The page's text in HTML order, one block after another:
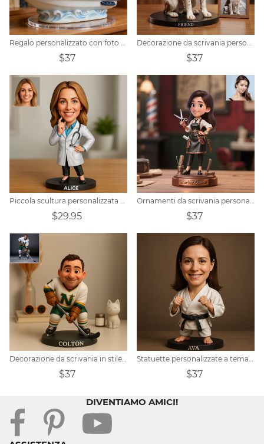
Regalo personalizzato con foto di moto d'acqua
$37
Decorazione da scrivania personalizzata con foto realistica di animali domestici.
$37
Piccola scultura personalizzata di una dottoressa
$29.95
Ornamenti da scrivania personalizzati da barbiere in versione Q
$37
Decorazione da scrivania in stile cartone animato Pixar con foto di hockey su ghiaccio personalizzata
$37
Statuette personalizzate a tema Taekwondo
$37
DIVENTIAMO AMICI!